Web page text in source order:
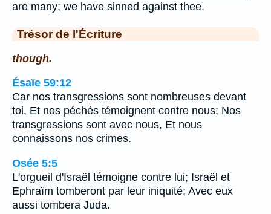
are many; we have sinned against thee.
Trésor de l'Écriture
though.
Ésaïe 59:12
Car nos transgressions sont nombreuses devant
toi, Et nos péchés témoignent contre nous; Nos
transgressions sont avec nous, Et nous
connaissons nos crimes.
Osée 5:5
L'orgueil d'Israël témoigne contre lui; Israël et
Ephraïm tomberont par leur iniquité; Avec eux
aussi tombera Juda.